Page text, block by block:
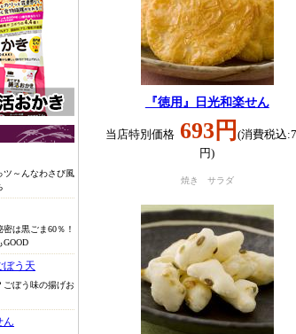
ツ～んなわさび風
は黒ごま60％！
GOOD
ぼう天
ごぼう味の揚げお
ん
『徳用』日光和楽せん
当店特別価格 693円(消費税込
円)
焼き サラダ